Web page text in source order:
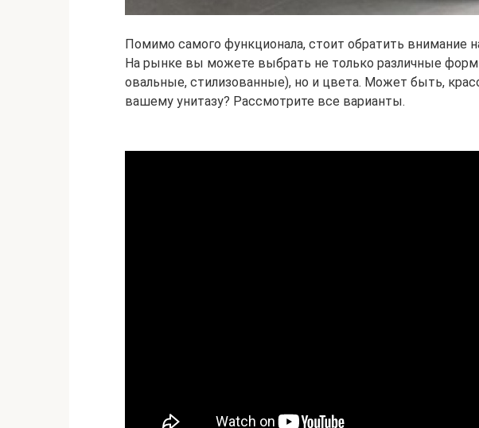
Помимо самого функционала, стоит обратить внимание
На рынке вы можете выбрать не только различные
овальные, стилизованные), но и цвета. Может быть,
вашему унитазу? Рассмотрите все варианты.